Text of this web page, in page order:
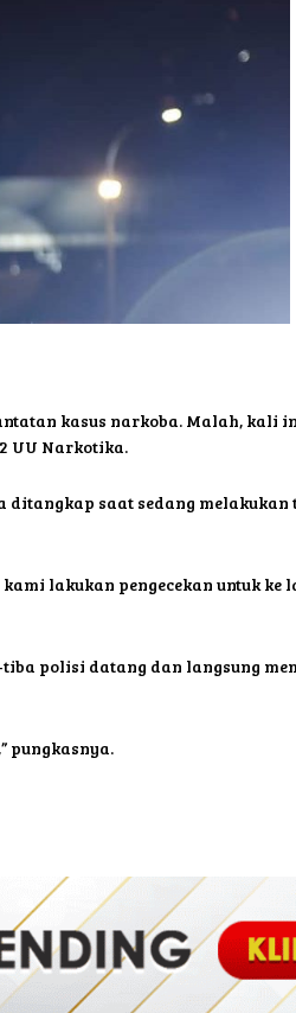
kasus narkoba. Malah, kali
UU Narkotika.
ditangkap saat sedang
lakukan pengecekan untuk
polisi datang dan langsung
pungkasnya.